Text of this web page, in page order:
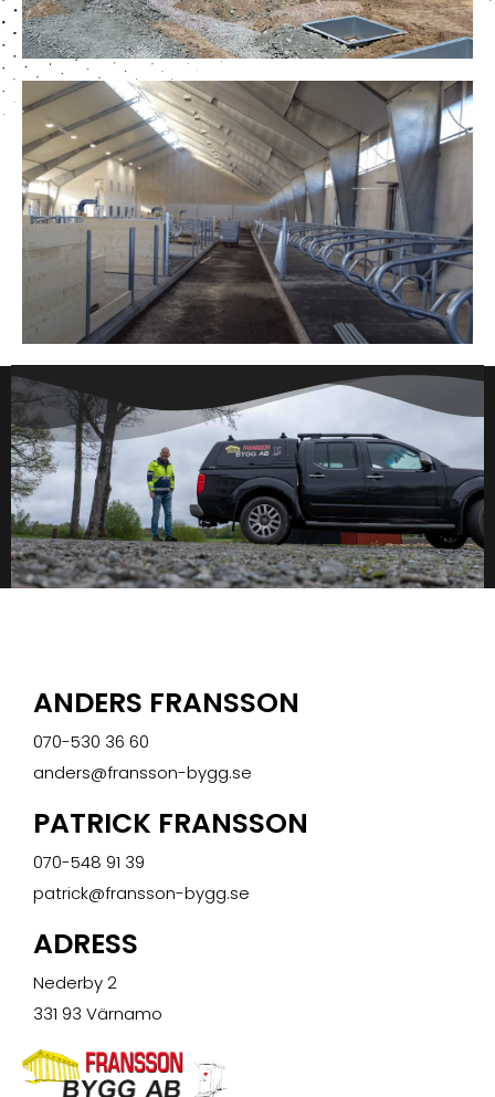
ANDERS FRANSSON
070-530 36 60
anders@fransson-bygg.se
PATRICK FRANSSON
070-548 91 39
patrick@fransson-bygg.se
ADRESS
Nederby 2
331 93 Värnamo